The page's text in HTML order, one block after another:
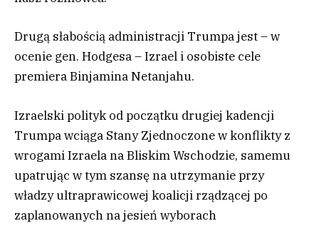
Drugą słabością administracji Trumpa jest – w
ocenie gen. Hodgesa – Izrael i osobiste cele
premiera Binjamina Netanjahu.
Izraelski polityk od początku drugiej kadencji
Trumpa wciąga Stany Zjednoczone w konflikty z
wrogami Izraela na Bliskim Wschodzie, samemu
upatrując w tym szansę na utrzymanie przy
władzy ultraprawicowej koalicji rządzącej po
zaplanowanych na jesień wyborach